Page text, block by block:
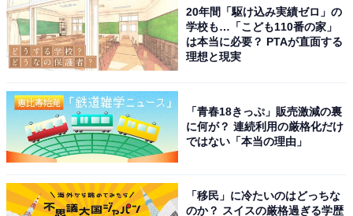
20年間「駆け込み実績ゼロ」の
学校も…「こども110番の家」
は本当に必要？ PTAが直面する
理想と現実
「青春18きっぷ」販売激減の裏
に何が？ 連続利用の厳格化だけ
ではない「本当の理由」
「移民」に冷たいのはどっちな
のか？ スイスの厳格過ぎる学歴